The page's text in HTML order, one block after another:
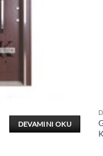
DEVAMINI OKU